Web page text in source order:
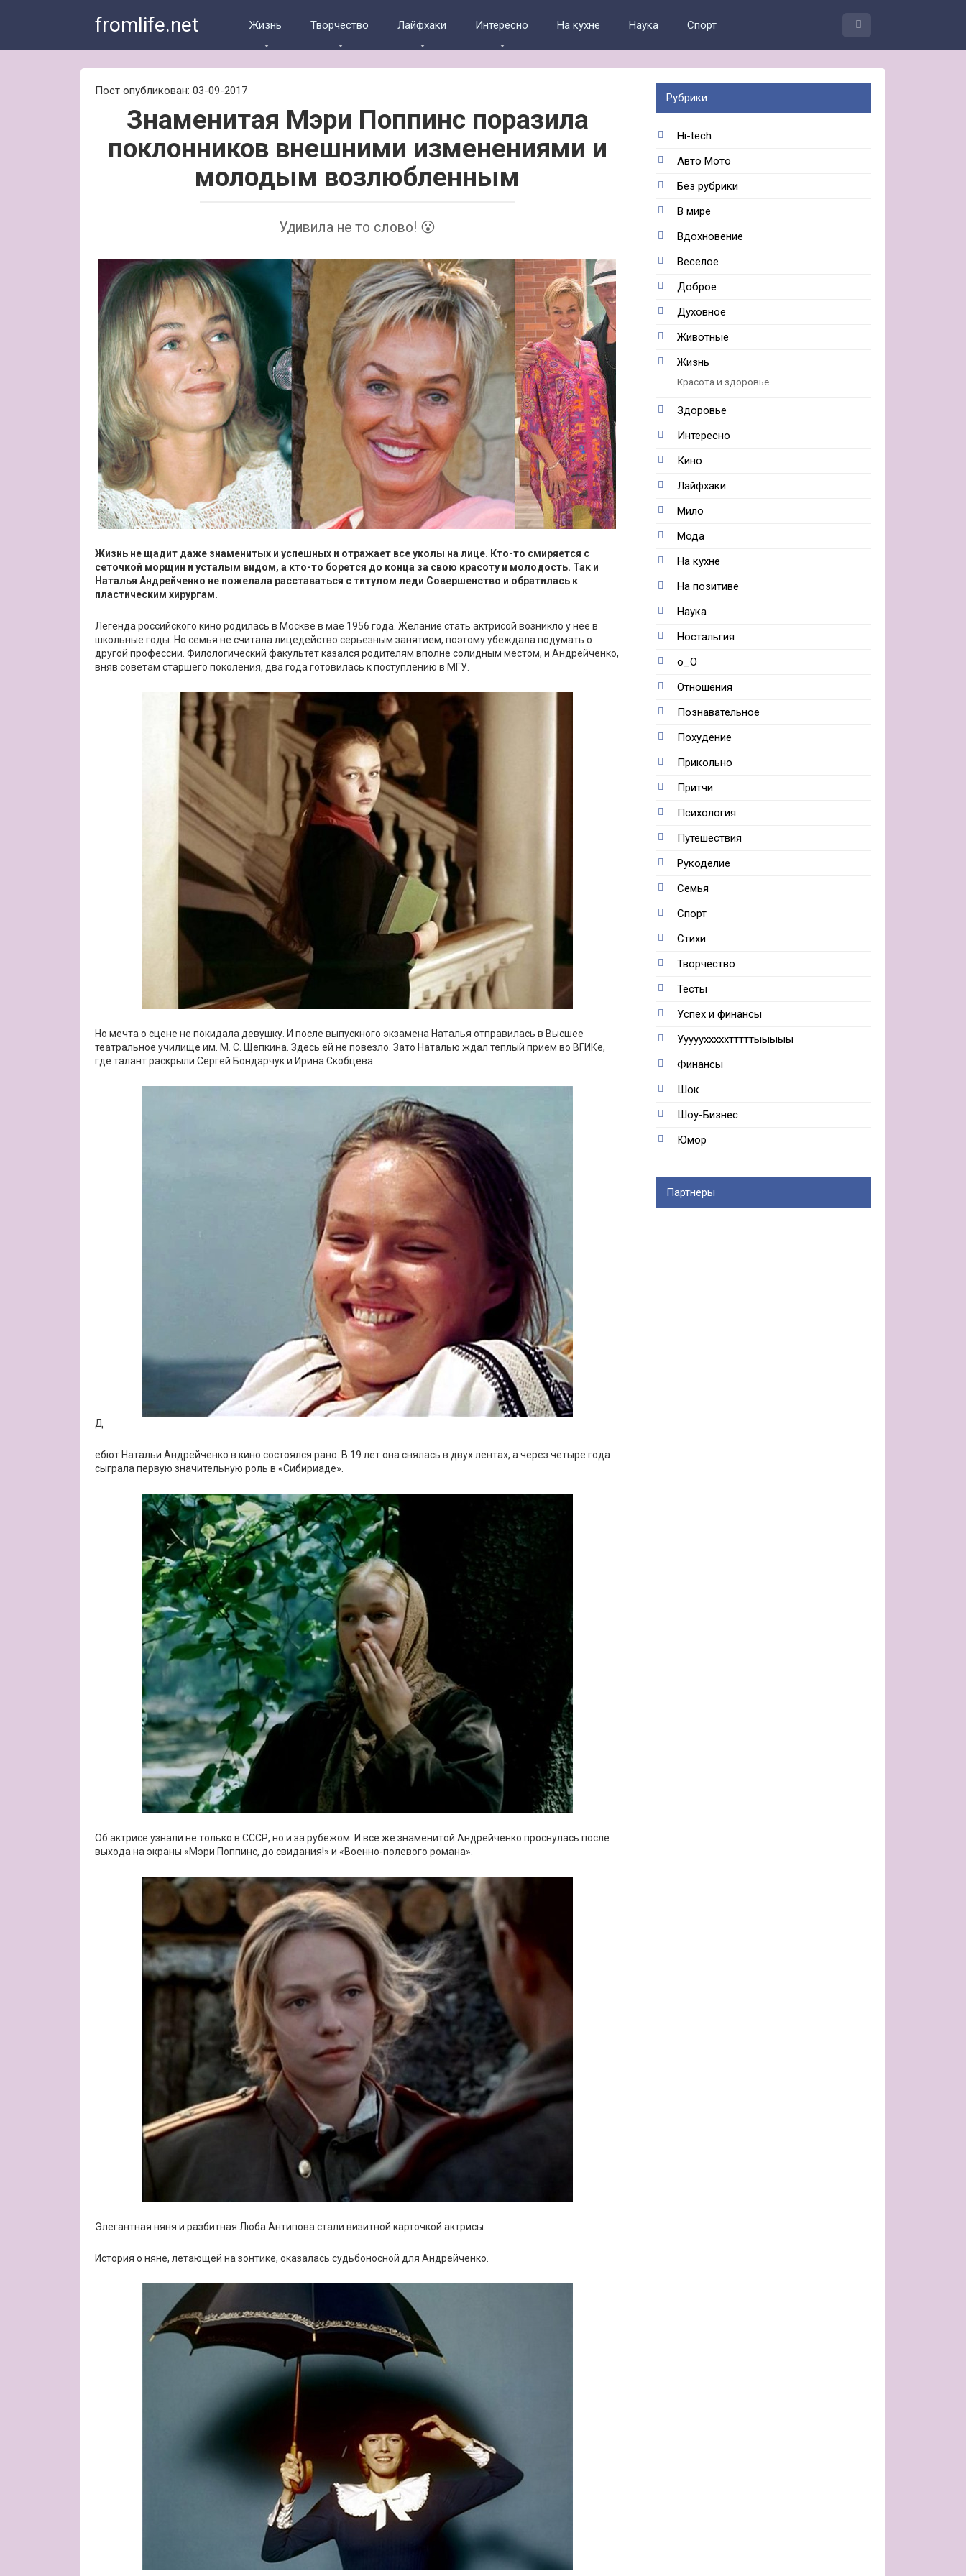
fromlife.net Жизнь Творчество Лайфхаки Интересно На кухне Наука Спорт
Пост опубликован: 03-09-2017
Знаменитая Мэри Поппинс поразила
поклонников внешними изменениями и
молодым возлюбленным
Удивила не то слово! 😮
Жизнь не щадит даже знаменитых и успешных и отражает все уколы на лице. Кто-то смиряется с
сеточкой морщин и усталым видом, а кто-то борется до конца за свою красоту и молодость. Так и
Наталья Андрейченко не пожелала расставаться с титулом леди Совершенство и обратилась к
пластическим хирургам.
Легенда российского кино родилась в Москве в мае 1956 года. Желание стать актрисой возникло у нее в
школьные годы. Но семья не считала лицедейство серьезным занятием, поэтому убеждала подумать о
другой профессии. Филологический факультет казался родителям вполне солидным местом, и Андрейченко,
вняв советам старшего поколения, два года готовилась к поступлению в МГУ.
Но мечта о сцене не покидала девушку. И после выпускного экзамена Наталья отправилась в Высшее
театральное училище им. М. С. Щепкина. Здесь ей не повезло. Зато Наталью ждал теплый прием во ВГИКе,
где талант раскрыли Сергей Бондарчук и Ирина Скобцева.
Д
ебют Натальи Андрейченко в кино состоялся рано. В 19 лет она снялась в двух лентах, а через четыре года
сыграла первую значительную роль в «Сибириаде».
Об актрисе узнали не только в СССР, но и за рубежом. И все же знаменитой Андрейченко проснулась после
выхода на экраны «Мэри Поппинс, до свидания!» и «Военно-полевого романа».
Элегантная няня и разбитная Люба Антипова стали визитной карточкой актрисы.
История о няне, летающей на зонтике, оказалась судьбоносной для Андрейченко.
Рубрики
Hi-tech
Авто Мото
Без рубрики
В мире
Вдохновение
Веселое
Доброе
Духовное
Животные
Жизнь
Красота и здоровье
Здоровье
Интересно
Кино
Лайфхаки
Мило
Мода
На кухне
На позитиве
Наука
Ностальгия
о_О
Отношения
Познавательное
Похудение
Прикольно
Притчи
Психология
Путешествия
Рукоделие
Семья
Спорт
Стихи
Творчество
Тесты
Успех и финансы
Ууууухххххтттттыыыыы
Финансы
Шок
Шоу-Бизнес
Юмор
Партнеры